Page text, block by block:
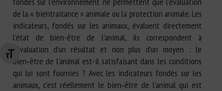
Changer la taille de la police
de la « bientraitance » animale ou la protection animale. Les
indicateurs, fondés sur les animaux, évaluent directement
l’état de bien-être de l’animal, ils correspondent à
l’évaluation d’un résultat et non plus d’un moyen : le
bien‑être de l’animal est-il satisfaisant dans les conditions
qui lui sont fournies ? Avec les indicateurs fondés sur les
animaux, c’est réellement le bien‑être de l’animal qui est